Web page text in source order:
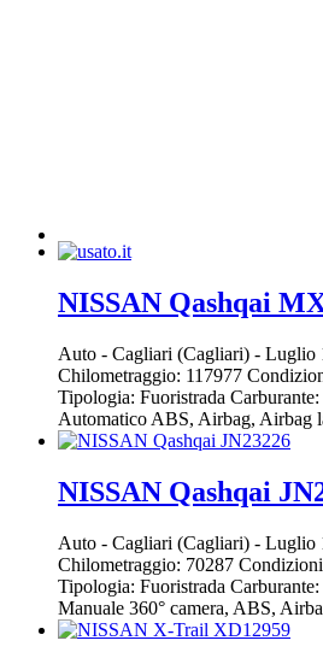
NISSAN Qashqai
Auto - Cagliari (Cagliari) - Luglio
Chilometraggio: 117977
Tipologia: Fuoristrada
Automatico ABS, Airbag, Airbag
NISSAN Qashqai
Auto - Cagliari (Cagliari) - Luglio
Chilometraggio: 70287
Tipologia: Fuoristrada
Manuale 360° camera, ABS,